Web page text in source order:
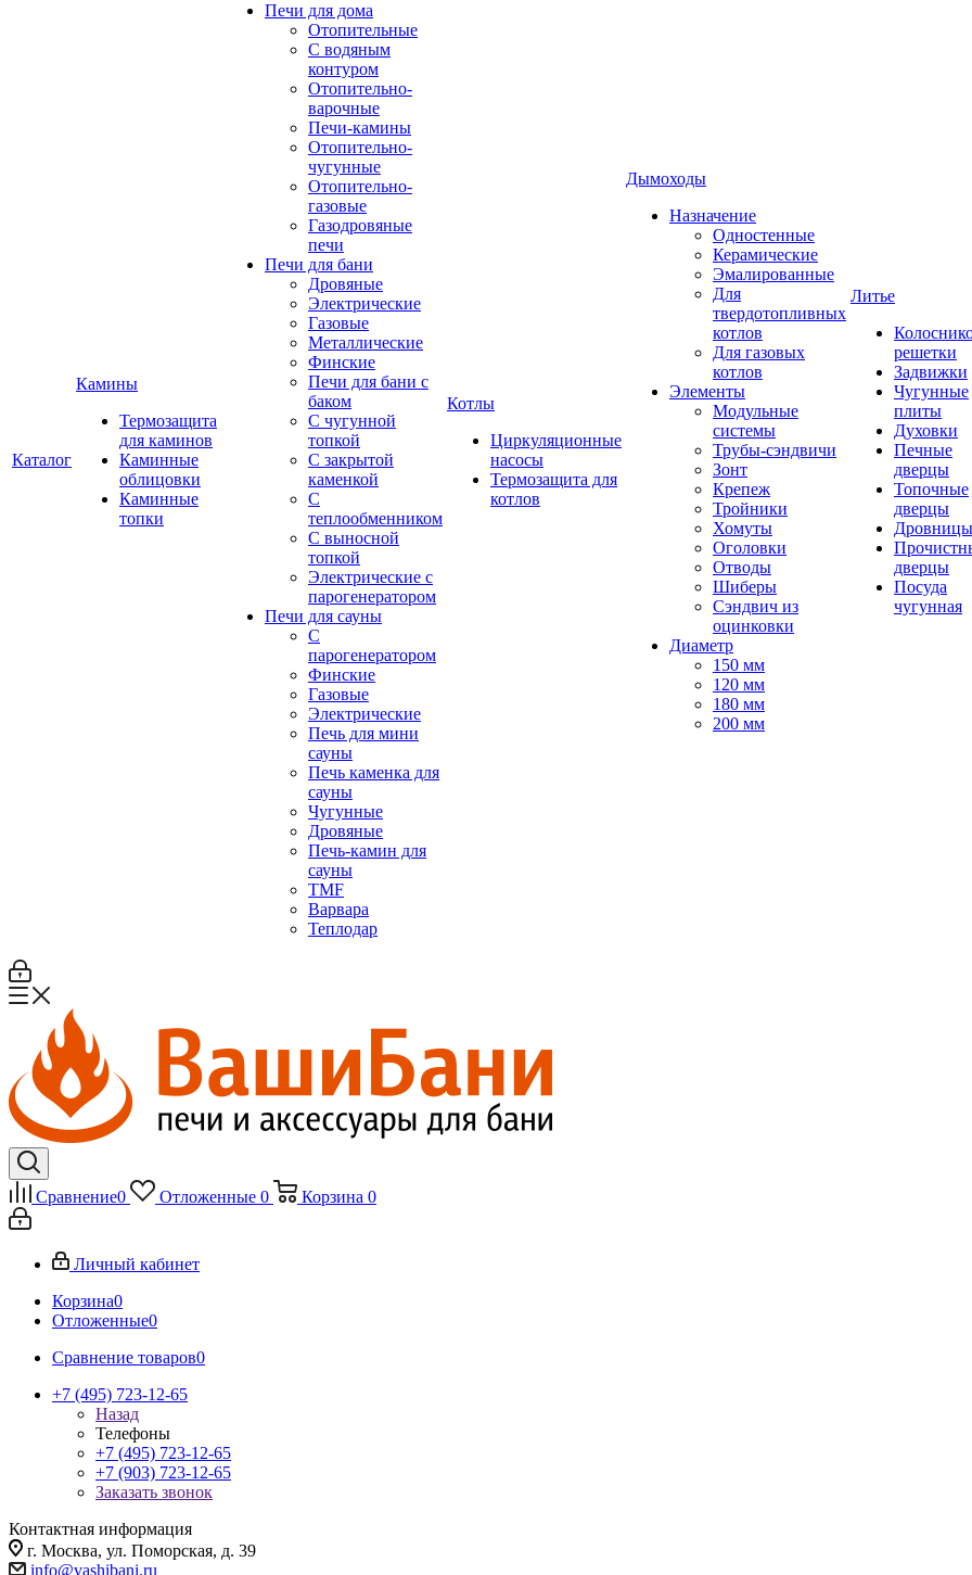
Каталог
Камины
Термозащита
для каминов
Каминные
облицовки
Каминные
топки
Печи для дома
Отопительные
C водяным
контуром
Отопительно-
варочные
Печи-камины
Отопительно-
чугунные
Отопительно-
газовые
Газодровяные
печи
Печи для бани
Дровяные
Электрические
Газовые
Металлические
Финские
Печи для бани с
баком
С чугунной
топкой
С закрытой
каменкой
С
теплообменником
С выносной
топкой
Электрические с
парогенератором
Печи для сауны
С
парогенератором
Финские
Газовые
Электрические
Печь для мини
сауны
Печь каменка для
сауны
Чугунные
Дровяные
Печь-камин для
сауны
TMF
Варвара
Теплодар
Котлы
Циркуляционные
насосы
Термозащита для
котлов
Дымоходы
Назначение
Одностенные
Керамические
Эмалированные
Для
твердотопливных
котлов
Для газовых
котлов
Элементы
Модульные
системы
Трубы-сэндвичи
Зонт
Крепеж
Тройники
Хомуты
Оголовки
Отводы
Шиберы
Сэндвич из
оцинковки
Диаметр
150 мм
120 мм
180 мм
200 мм
Литье
решетки
Задвижки
Чугунные
плиты
Духовки
Печные
дверцы
Топочные
дверцы
Дровницы
дверцы
Посуда
чугунная
Сравнение0 Отложенные 0 Корзина 0
Личный кабинет
Корзина0
Отложенные0
Сравнение товаров0
+7 (495) 723-12-65
Назад
Телефоны
+7 (495) 723-12-65
+7 (903) 723-12-65
Заказать звонок
Контактная информация
г. Москва, ул. Поморская, д. 39
info@vashibani.ru